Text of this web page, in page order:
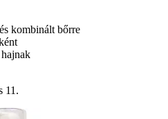
kombinált bőrre
11.